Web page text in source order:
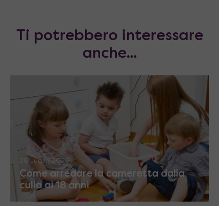
Ti potrebbero interessare
anche...
28 Luglio 2026
Come arredare la cameretta dalla
culla ai 18 anni